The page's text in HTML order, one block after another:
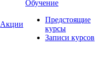
Акции
Обучение
Предстоящие
курсы
Записи курсов